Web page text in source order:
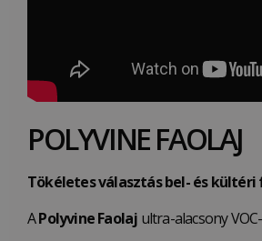
POLYVINE FAOLAJ
Tökéletes választás bel- és
APolyvine Faolaj ultra-alacsony